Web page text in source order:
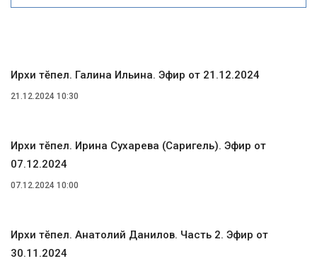
Ирхи тĕпел. Галина Ильина. Эфир от 21.12.2024
21.12.2024 10:30
Ирхи тĕпел. Ирина Сухарева (Саригель). Эфир от
07.12.2024
07.12.2024 10:00
Ирхи тĕпел. Анатолий Данилов. Часть 2. Эфир от
30.11.2024